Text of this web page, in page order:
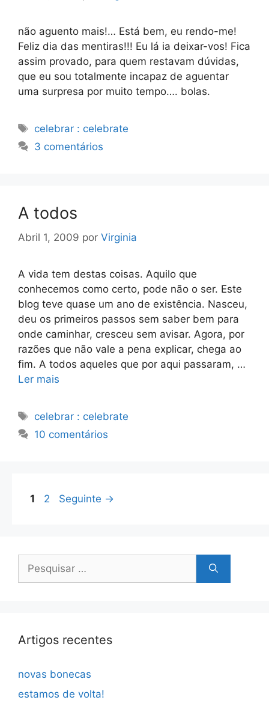
não aguento mais!… Está bem, eu rendo-me!
Feliz dia das mentiras!!! Eu lá ia deixar-vos! Fica
assim provado, para quem restavam dúvidas,
que eu sou totalmente incapaz de aguentar
uma surpresa por muito tempo…. bolas.
Etiquetas
celebrar : celebrate
3 comentários
A todos
Abril 1, 2009 por Virginia
A vida tem destas coisas. Aquilo que
conhecemos como certo, pode não o ser. Este
blog teve quase um ano de existência. Nasceu,
deu os primeiros passos sem saber bem para
onde caminhar, cresceu sem avisar. Agora, por
razões que não vale a pena explicar, chega ao
fim. A todos aqueles que por aqui passaram, …
Ler mais
Etiquetas
celebrar : celebrate
10 comentários
Página
1 Página
2 Seguinte →
por:
Artigos recentes
novas bonecas
estamos de volta!